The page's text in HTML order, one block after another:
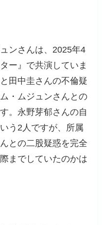
ンさんは、2025年4
ー』で共演していま
田中圭さんの不倫疑
・ムジュンさんとの
。永野芽郁さんの自
う2人ですが、所属
との二股疑惑を完全
までしていたのかは